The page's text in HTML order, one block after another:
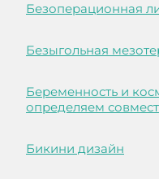
Безоперационная
Безыгольная
Беременность и
определяем
Бикини дизайн